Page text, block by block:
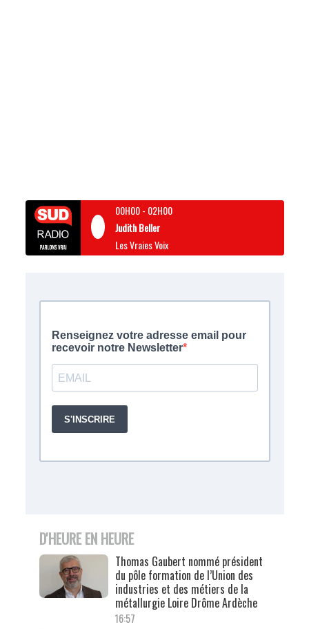
00H00- 02H00
Judith Beller
Les Vraies Voix
D'HEURE EN HEURE
Thomas Gaubert nommé président
du pôle formation de l’Union des
industries et des métiers de la
métallurgie Loire Drôme Ardèche
16:57